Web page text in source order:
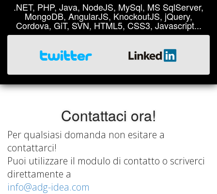
.NET, PHP, Java, NodeJS, MySql, MS SqlServer,
MongoDB, AngularJS, KnockoutJS, jQuery,
Cordova, GiT, SVN, HTML5, CSS3, Javascript...
Contattaci ora!
Per qualsiasi domanda non esitare a
contattarci!
Puoi utilizzare il modulo di contatto o scriverci
direttamente a
info@adg-idea.com